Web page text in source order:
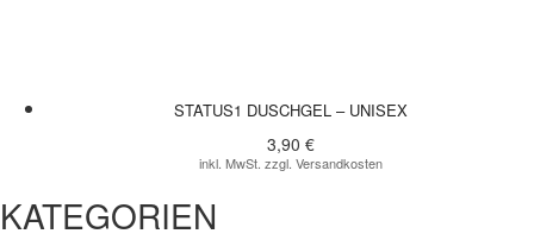
STATUS1 DUSCHGEL – UNISEX
3,90 €
inkl. MwSt. zzgl. Versandkosten
KATEGORIEN